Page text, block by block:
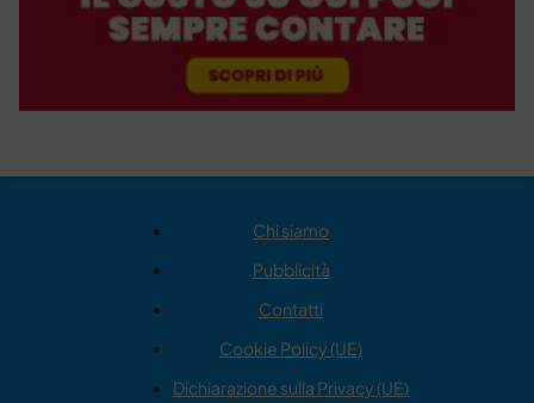
Chi siamo
Pubblicità
Contatti
Cookie Policy (UE)
Dichiarazione sulla Privacy (UE)